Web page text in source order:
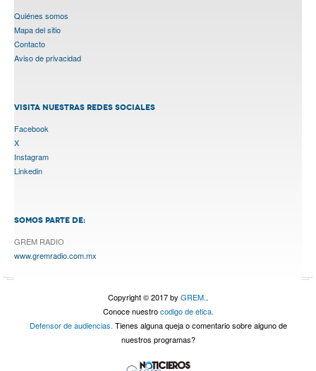
Quiénes somos
Mapa del sitio
Contacto
Aviso de privacidad
VISITA NUESTRAS REDES SOCIALES
Facebook
X
Instagram
Linkedin
SOMOS PARTE DE:
GREM RADIO
www.gremradio.com.mx
Copyright © 2017 by GREM..
Conoce nuestrocodigo de etica.
Defensor de audiencias. Tienes alguna queja o comentario sobre alguno de
nuestros programas?